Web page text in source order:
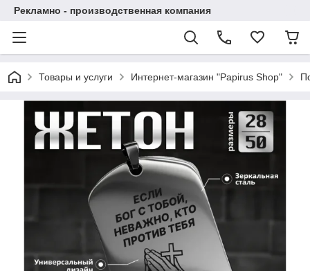
Рекламно - производственная компания
Товары и услуги Интернет-магазин "Papirus Shop"